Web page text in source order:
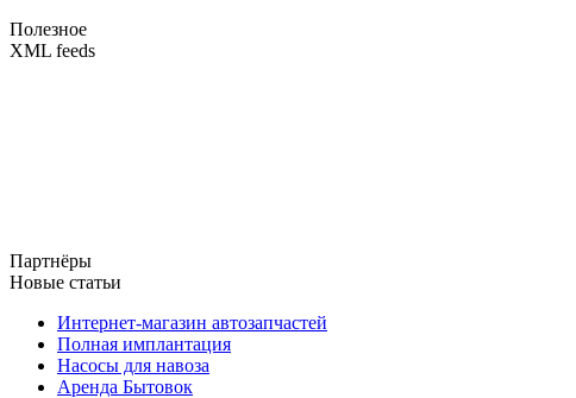
Полезное
XML feeds
Партнёры
Новые статьи
Интернет-магазин автозапчастей
Полная имплантация
Насосы для навоза
Аренда Бытовок